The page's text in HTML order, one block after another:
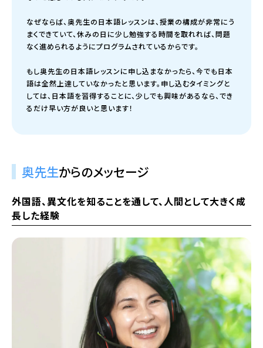
なぜならば、奥先生の日本語レッスンは、授業の構成が非常にう
まくできていて、休みの日に少し勉強する時間を取れれば、問題
なく進められるようにプログラムされているからです。
もし奥先生の日本語レッスンに申し込まなかったら、今でも日本
語は全然上達していなかったと思います。申し込むタイミングと
しては、日本語を習得することに、少しでも興味があるなら、でき
るだけ早い方が良いと思います！
奥先生からのメッセージ
外国語、異文化を知ることを通して、人間として大きく成
長した経験